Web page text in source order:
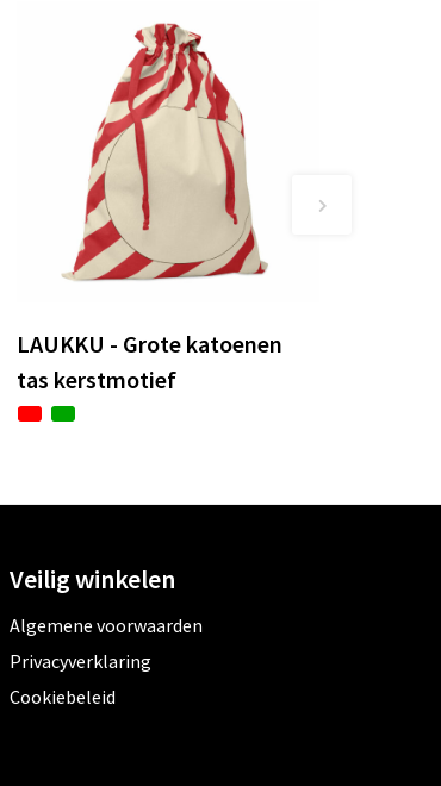
LAUKKU - Grote katoenen
tas kerstmotief
Veilig winkelen
Algemene voorwaarden
Privacyverklaring
Cookiebeleid